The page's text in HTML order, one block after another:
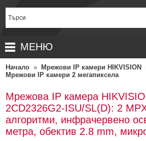
МЕНЮ
НАЧАЛО
ПРОМОЦИИ
НОВИ ПРОДУКТИ
КОМПЛЕКТИ ЗА ВИДЕОНАБЛЮДЕНИЕ
ЗА ДИСТРИБУТОРИ
ГАРАНЦИОННИ УСЛОВИЯ
ДОСТАВКИ
Начало » Мрежови IP камери HIKVISION
Мрежови IP камери 2 мегапиксела
Мрежова IP камера
2CD2326G2-ISU/SL(D): 2
алгоритми, инфрачервено
метра, обектив 2.8 mm,